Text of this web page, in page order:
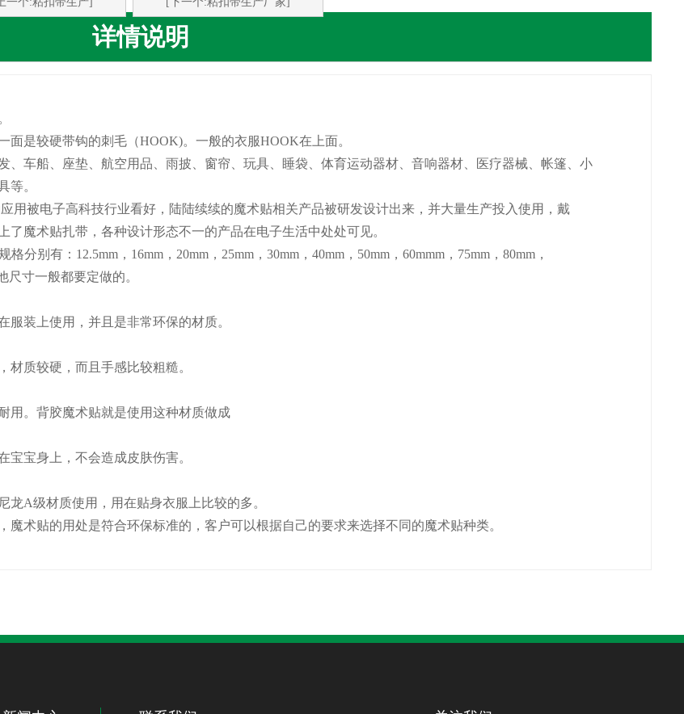
详情说明
是较硬带钩的刺毛（HOOK)。一般的衣服HOOK在上面。
车船、座垫、航空用品、雨披、窗帘、玩具、睡袋、体育运动器材、音响器材、医疗器械、帐篷、小
等。
被电子高科技行业看好，陆陆续续的魔术贴相关产品被研发设计出来，并大量生产投入使用，戴
魔术贴扎带，各种设计形态不一的产品在电子生活中处处可见。
别有：12.5mm，16mm，20mm，25mm，30mm，40mm，50mm，60mmm，75mm，80mm，
尺寸一般都要定做的。
装上使用，并且是非常环保的材质。
质较硬，而且手感比较粗糙。
。背胶魔术贴就是使用这种材质做成
宝身上，不会造成皮肤伤害。
A级材质使用，用在贴身衣服上比较的多。
贴的用处是符合环保标准的，客户可以根据自己的要求来选择不同的魔术贴种类。